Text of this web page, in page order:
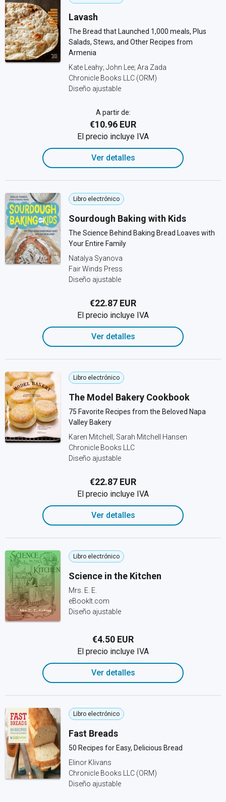
Lavash
The Bread that Launched 1,000 meals, Plus
Salads, Stews, and Other Recipes from
Armenia
Kate Leahy; John Lee; Ara Zada
Chronicle Books LLC (ORM)
Diseño ajustable
A partir de:
€10.96 EUR
El precio incluye IVA
Ver detalles
Libro electrónico
Sourdough Baking with Kids
The Science Behind Baking Bread Loaves with
Your Entire Family
Natalya Syanova
Fair Winds Press
Diseño ajustable
€22.87 EUR
El precio incluye IVA
Ver detalles
Libro electrónico
The Model Bakery Cookbook
75 Favorite Recipes from the Beloved Napa
Valley Bakery
Karen Mitchell; Sarah Mitchell Hansen
Chronicle Books LLC
Diseño ajustable
€22.87 EUR
El precio incluye IVA
Ver detalles
Libro electrónico
Science in the Kitchen
Mrs. E. E.
eBookIt.com
Diseño ajustable
€4.50 EUR
El precio incluye IVA
Ver detalles
Libro electrónico
Fast Breads
50 Recipes for Easy, Delicious Bread
Elinor Klivans
Chronicle Books LLC (ORM)
Diseño ajustable